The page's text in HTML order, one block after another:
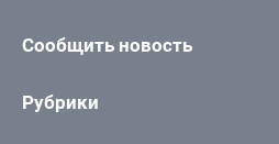
Сообщить новость
Рубрики